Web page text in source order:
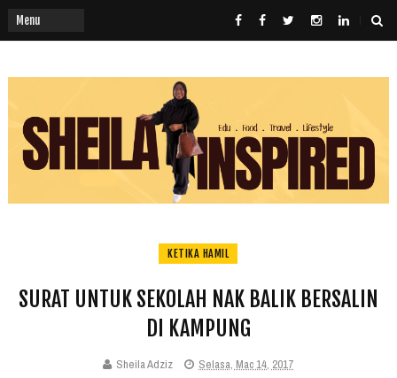
KETIKA HAMIL
SURAT UNTUK SEKOLAH NAK BALIK BERSALIN
DI KAMPUNG
Sheila Adziz Selasa, Mac 14, 2017